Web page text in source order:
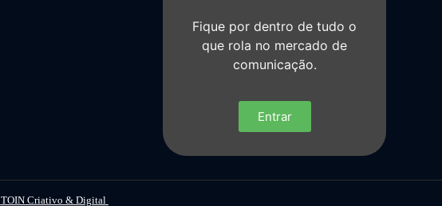
Fique por dentro de tudo o
que rola no mercado de
comunicação.
Entrar
TOIN Criativo & Digital